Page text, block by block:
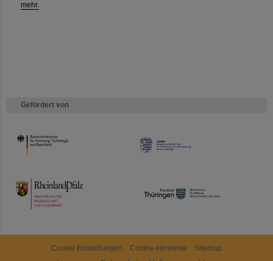
mehr.
Gefördert von
HMWK
TMWWDG
Cookie Einstellungen Cookie-Hinweise
Sitemap